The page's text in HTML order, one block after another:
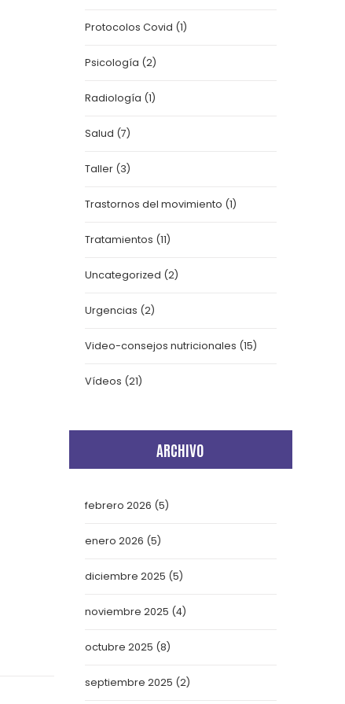
Protocolos Covid (1)
Psicología (2)
Radiología (1)
Salud (7)
Taller(3)
Trastornos del movimiento (1)
Tratamientos (11)
Uncategorized (2)
Urgencias (2)
Video-consejos nutricionales (15)
Vídeos (21)
ARCHIVO
febrero 2026 (5)
enero 2026 (5)
diciembre 2025 (5)
noviembre 2025 (4)
octubre 2025 (8)
septiembre 2025 (2)